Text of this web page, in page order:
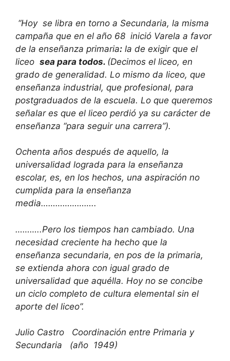
“Hoy se libra en torno a Secundaria, la misma
campaña que en el año 68 inició Varela a favor
de la enseñanza primaria: la de exigir que el
liceo sea para todos. (Decimos el liceo, en
grado de generalidad. Lo mismo da liceo, que
enseñanza industrial, que profesional, para
postgraduados de la escuela. Lo que queremos
señalar es que el liceo perdió ya su carácter de
enseñanza “para seguir una carrera”).
Ochenta años después de aquello, la
universalidad lograda para la enseñanza
escolar, es, en los hechos, una aspiración no
cumplida para la enseñanza
media…………………..
………..Pero los tiempos han cambiado. Una
necesidad creciente ha hecho que la
enseñanza secundaria, en pos de la primaria,
se extienda ahora con igual grado de
universalidad que aquélla. Hoy no se concibe
un ciclo completo de cultura elemental sin el
aporte del liceo”.
Julio Castro Coordinación entre Primaria y
Secundaria (año 1949)